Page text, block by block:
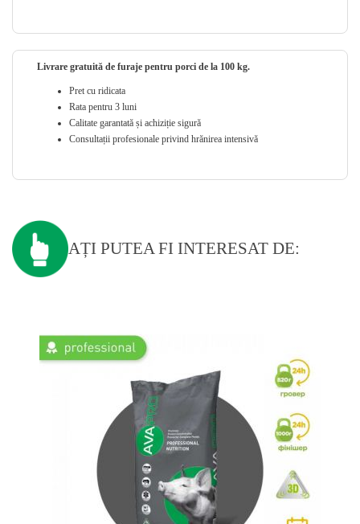
Livrare gratuită de furaje pentru porci de la 100 kg.
Pret cu ridicata
Rata pentru 3 luni
Calitate garantată și achiziție sigură
Consultații profesionale privind hrănirea intensivă
AȚI PUTEA FI INTERESAT DE: